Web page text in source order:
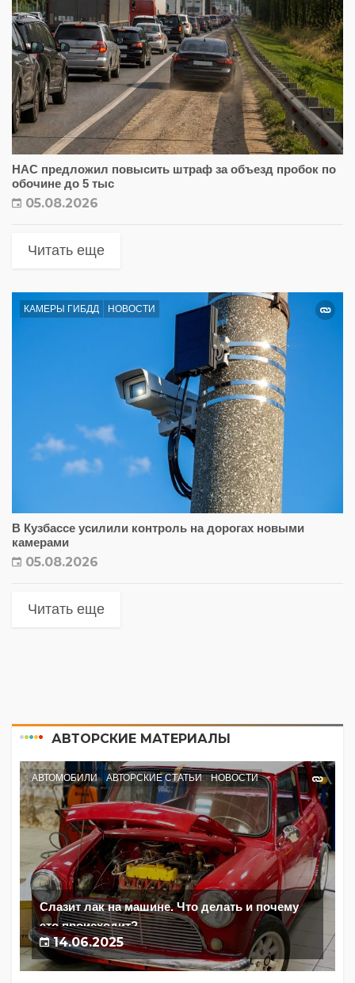
НАС предложил повысить штраф за объезд пробок по
обочине до 5 тыс
05.08.2026
Читать еще
КАМЕРЫ ГИБДД НОВОСТИ
В Кузбассе усилили контроль на дорогах новыми
камерами
05.08.2026
Читать еще
АВТОРСКИЕ МАТЕРИАЛЫ
АВТОМОБИЛИ АВТОРСКИЕ СТАТЬИ НОВОСТИ
Слазит лак на машине. Что делать и почему
это происходит?
14.06.2025